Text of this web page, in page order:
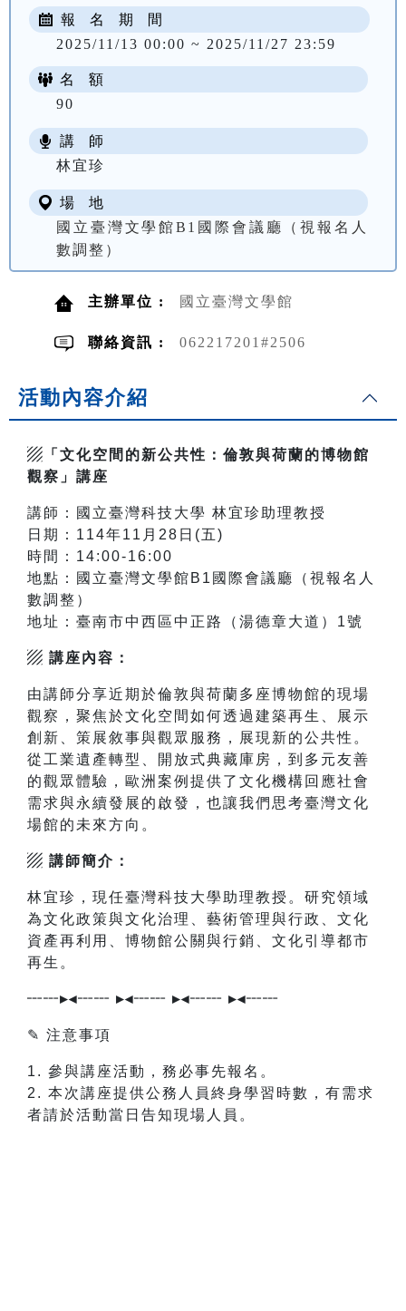
報 名 期 間
2025/11/13 00:00 ~ 2025/11/27 23:59
名 額
90
講 師
林宜珍
場 地
國立臺灣文學館B1國際會議廳（視報名人
數調整）
主辦單位 : 國立臺灣文學館
聯絡資訊 : 062217201#2506
活動內容介紹
▨「文化空間的新公共性：倫敦與荷蘭的博物館
觀察」講座
講師：國立臺灣科技大學 林宜珍助理教授
日期：114年11月28日(五)
時間：14:00-16:00
地點：國立臺灣文學館B1國際會議廳（視報名人
數調整）
地址：臺南市中西區中正路（湯德章大道）1號
▨ 講座內容：
由講師分享近期於倫敦與荷蘭多座博物館的現場
觀察，聚焦於文化空間如何透過建築再生、展示
創新、策展敘事與觀眾服務，展現新的公共性。
從工業遺產轉型、開放式典藏庫房，到多元友善
的觀眾體驗，歐洲案例提供了文化機構回應社會
需求與永續發展的啟發，也讓我們思考臺灣文化
場館的未來方向。
▨ 講師簡介：
林宜珍，現任臺灣科技大學助理教授。研究領域
為文化政策與文化治理、藝術管理與行政、文化
資產再利用、博物館公關與行銷、文化引導都市
再生。
┄┄▸◂┄┄ ▸◂┄┄ ▸◂┄┄ ▸◂┄┄
✎ 注意事項
1. 參與講座活動，務必事先報名。
2. 本次講座提供公務人員終身學習時數，有需求
者請於活動當日告知現場人員。